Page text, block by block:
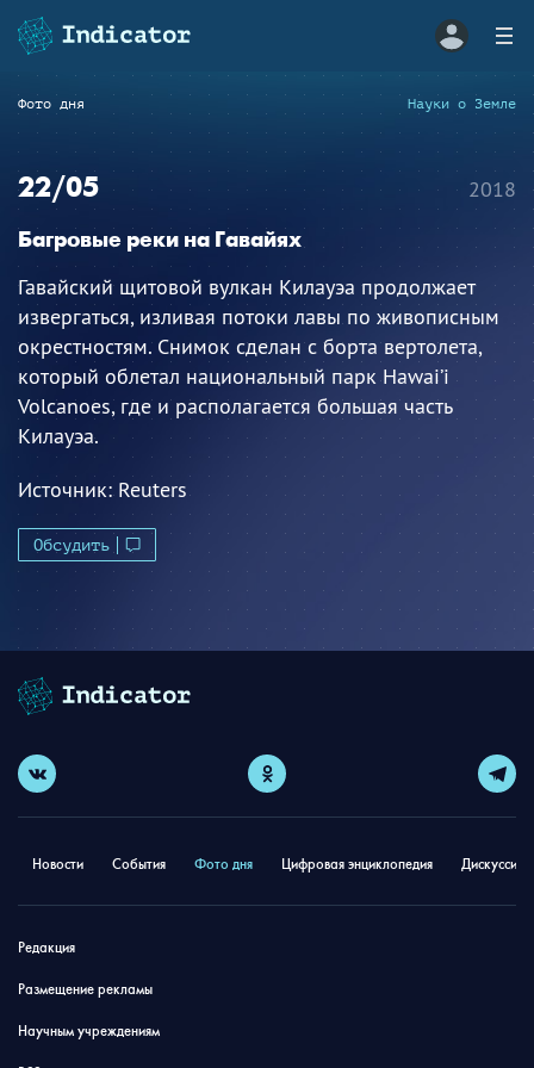
Фото дня Науки о Земле
22/05
Багровые реки на Гавайях
Гавайский щитовой вулкан Килауэа продолжает
извергаться, изливая потоки лавы по живописным
окрестностям. Снимок сделан с борта вертолета,
который облетал национальный парк Hawai’i
Volcanoes, где и располагается большая часть
Килауэа.
Источник:Reuters
Обсудить
2018
Новости События Фото дня Цифровая энциклопедия
Редакция
Размещение рекламы
Научным учреждениям